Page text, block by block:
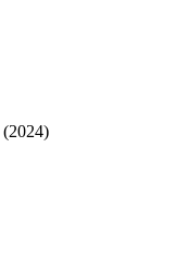
(2024)